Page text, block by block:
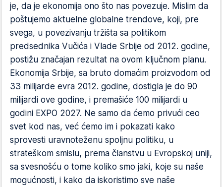
je, da je ekonomija ono što nas povezuje. Mislim da
poštujemo aktuelne globalne trendove, koji, pre
svega, u povezivanju tržišta sa politikom
predsednika Vučića i Vlade Srbije od 2012. godine,
postižu značajan rezultat na ovom ključnom planu.
Ekonomija Srbije, sa bruto domaćim proizvodom od
33 milijarde evra 2012. godine, dostigla je do 90
milijardi ove godine, i premašiće 100 milijardi u
godini EXPO 2027. Ne samo da ćemo privući ceo
svet kod nas, već ćemo im i pokazati kako
sprovesti uravnoteženu spoljnu politiku, u
strateškom smislu, prema članstvu u Evropskoj uniji,
sa svesnošću o tome koliko smo jaki, koje su naše
mogućnosti, i kako da iskoristimo sve naše